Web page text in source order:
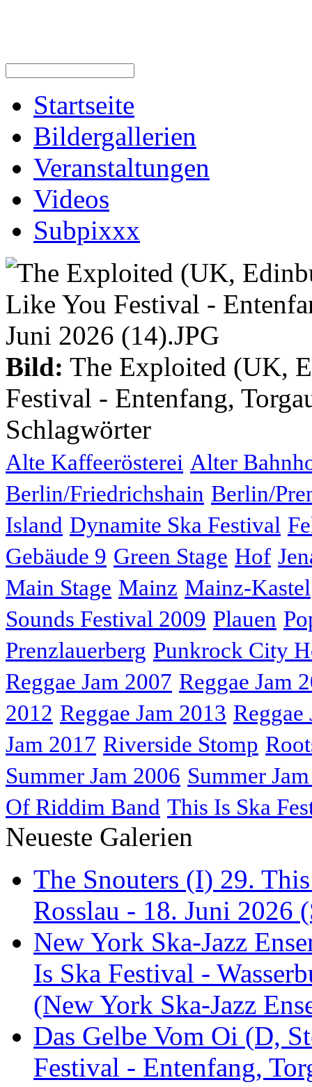
Startseite
Bildergallerien
Veranstaltungen
Videos
Subpixxx
Bild: The Exploited (UK,
Festival - Entenfang,
Schlagwörter
Alte Kaffeerösterei Alter
Berlin/Friedrichshain Berlin/
Island Dynamite Ska Festival
Gebäude 9 Green Stage Hof
Main Stage Mainz Mainz-Kastel
Sounds Festival 2009 Plauen
Prenzlauerberg Punkrock City
Reggae Jam 2007 Reggae Jam
2012 Reggae Jam 2013 Reggae
Jam 2017 Riverside Stomp
Summer Jam 2006 Summer
Of Riddim Band This Is Ska
Neueste Galerien
The Snouters (I) 29.
Rosslau - 18. Juni 2026
New York Ska-Jazz
Is Ska Festival -
(New York Ska-Jazz
Das Gelbe Vom Oi (D,
Festival - Entenfang,